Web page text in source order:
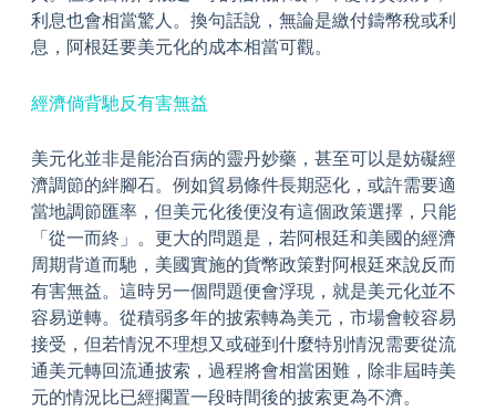
利息也會相當驚人。換句話說，無論是繳付鑄幣稅或利
息，阿根廷要美元化的成本相當可觀。
經濟倘背馳反有害無益
美元化並非是能治百病的靈丹妙藥，甚至可以是妨礙經
濟調節的絆腳石。例如貿易條件長期惡化，或許需要適
當地調節匯率，但美元化後便沒有這個政策選擇，只能
「從一而終」。更大的問題是，若阿根廷和美國的經濟
周期背道而馳，美國實施的貨幣政策對阿根廷來說反而
有害無益。這時另一個問題便會浮現，就是美元化並不
容易逆轉。從積弱多年的披索轉為美元，市場會較容易
接受，但若情況不理想又或碰到什麼特別情況需要從流
通美元轉回流通披索，過程將會相當困難，除非屆時美
元的情況比已經擱置一段時間後的披索更為不濟。